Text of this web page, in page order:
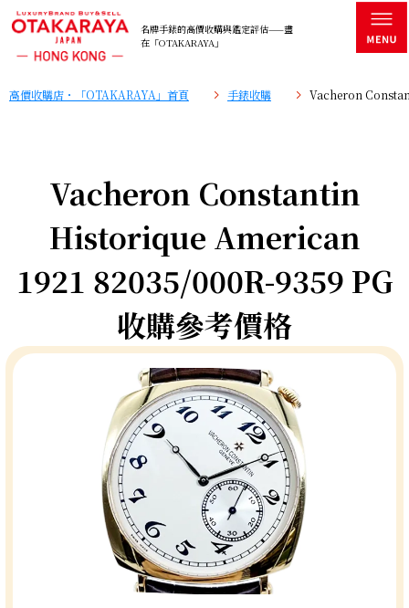
名牌手錶的高價收購與鑑定評估——盡
在「OTAKARAYA」
高價收購店・「OTAKARAYA」首頁 手錶收購 Vacheron
Vacheron Constantin
Historique American
1921 82035/000R-9359 PG
收購參考價格